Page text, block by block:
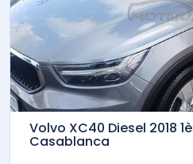
Volvo XC40 Diesel 2018
Casablanca